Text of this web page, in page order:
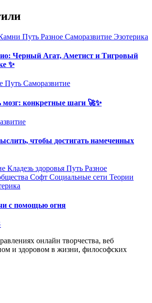
Путь Разное Саморазвитие Эзотерика
Черный Агат, Аметист и Тигровый
✨
Путь Саморазвитие
мозг: конкретные шаги 🚀✨
чтобы достигать намеченных
Кладезь здоровья Путь Разное
Софт Социальные сети Теории
с помощью огня
онлайн творчества, веб
и здоровом в жизни, философских